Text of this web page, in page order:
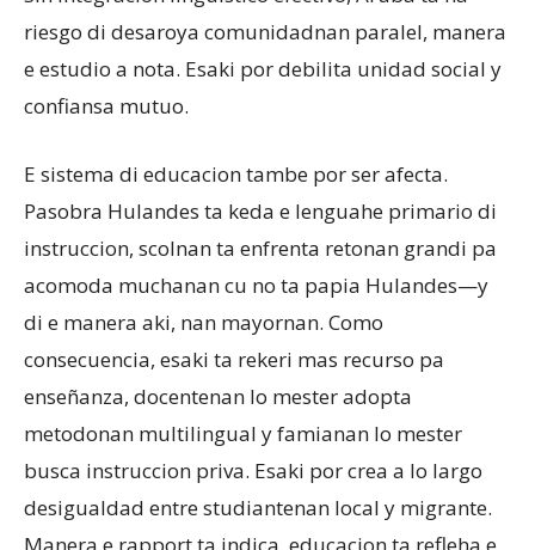
riesgo di desaroya comunidadnan paralel, manera
e estudio a nota. Esaki por debilita unidad social y
confiansa mutuo.
E sistema di educacion tambe por ser afecta.
Pasobra Hulandes ta keda e lenguahe primario di
instruccion, scolnan ta enfrenta retonan grandi pa
acomoda muchanan cu no ta papia Hulandes—y
di e manera aki, nan mayornan. Como
consecuencia, esaki ta rekeri mas recurso pa
enseñanza, docentenan lo mester adopta
metodonan multilingual y famianan lo mester
busca instruccion priva. Esaki por crea a lo largo
desigualdad entre studiantenan local y migrante.